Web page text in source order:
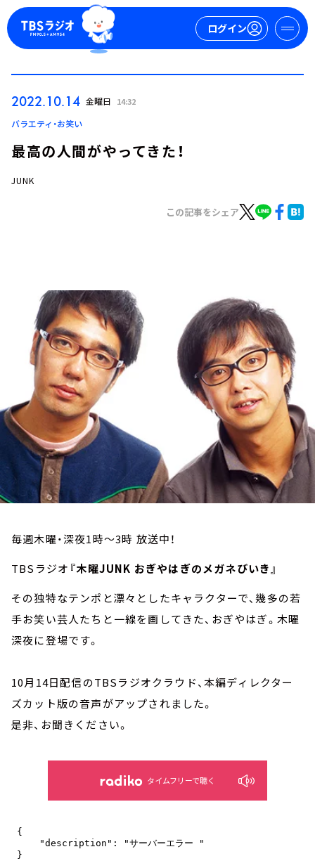
ログイン
ログイン
トピックス
TBS Podcast
お知らせ
イベント・グッズ
YouTube
会社情報
2022.10.14 金曜日 14:32
バラエティ・お笑い
最高の人間がやってきた！
JUNK
この記事をシェア
毎週木曜・深夜1時～3時 放送中！
TBSラジオ 『木曜JUNK おぎやはぎのメガネびいき』
その独特なテンポと漂々としたキャラクターで、幾多の若
手お笑い芸人たちと一線を画してきた、おぎやはぎ。木曜
深夜に登場です。
10月14日配信のTBSラジオクラウド、本編ディレクター
ズカット版の音声がアップされました。
是非、お聞きください。
タイムフリーで聴く